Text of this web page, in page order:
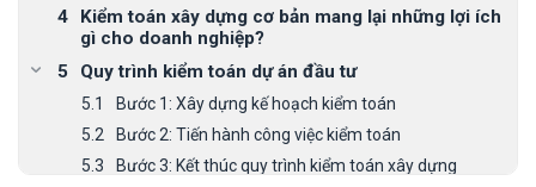
Kiểm toán xây dựng cơ bản mang lại những lợi ích
gì cho doanh nghiệp?
Quy trình kiểm toán dự án đầu tư
Bước 1: Xây dựng kế hoạch kiểm toán
Bước 2: Tiến hành công việc kiểm toán
Bước 3: Kết thúc quy trình kiểm toán xây dựng